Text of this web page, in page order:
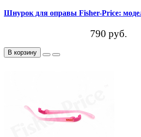
Шнурок для оправы Fisher-Price:
790 руб.
В корзину